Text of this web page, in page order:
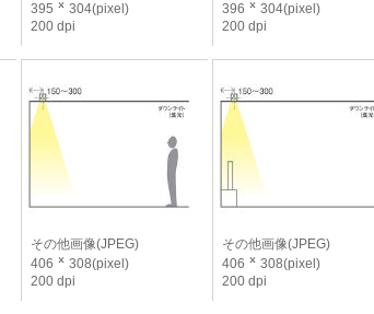
395
304(pixel)
200 dpi
396
304(pixel)
200 dpi
その他画像(JPEG)
406
308(pixel)
200 dpi
その他画像(JPEG)
406
308(pixel)
200 dpi